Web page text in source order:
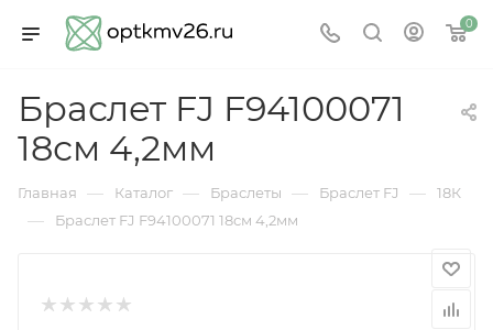
0
Браслет FJ F94100071
18см 4,2мм
Главная — Каталог — Браслеты — Браслет FJ — 18К
— Браслет FJ F94100071 18см 4,2мм